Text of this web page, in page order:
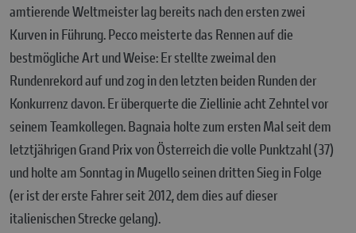
amtierende Weltmeister lag bereits nach den ersten zwei
Kurven in Führung. Pecco meisterte das Rennen auf die
bestmögliche Art und Weise: Er stellte zweimal den
Rundenrekord auf und zog in den letzten beiden Runden der
Konkurrenz davon. Er überquerte die Ziellinie acht Zehntel vor
seinem Teamkollegen. Bagnaia holte zum ersten Mal seit dem
letztjährigen Grand Prix von Österreich die volle Punktzahl (37)
und holte am Sonntag in Mugello seinen dritten Sieg in Folge
(er ist der erste Fahrer seit 2012, dem dies auf dieser
italienischen Strecke gelang).